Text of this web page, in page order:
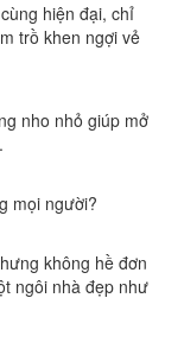
hiện đại, chỉ
trồ khen ngợi vẻ
nho nhỏ giúp mở
mọi người?
không hề đơn
ngôi nhà đẹp như